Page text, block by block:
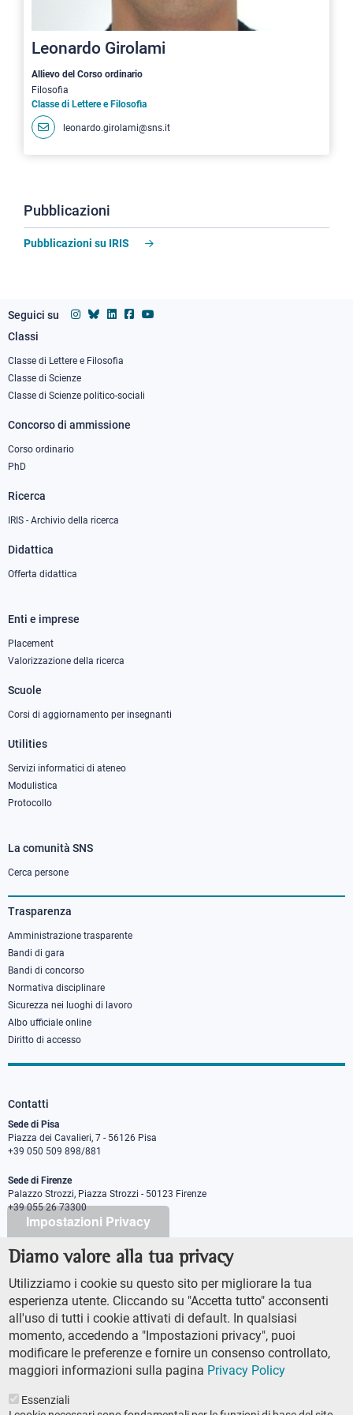
Impostazioni Privacy
Diamo valore alla tua privacy
Utilizziamo i cookie su questo sito per migliorare la tua
esperienza utente. Cliccando su "Accetta tutto" acconsenti
all'uso di tutti i cookie attivati di default. In qualsiasi
momento, accedendo a "Impostazioni privacy", puoi
modificare le preferenze e fornire un consenso controllato,
maggiori informazioni sulla pagina Privacy Policy
Essenziali
Leonardo Girolami
Allievo del Corso ordinario
Filosofia
Classe di Lettere e Filosofia
leonardo.girolami@sns.it
Pubblicazioni
Pubblicazioni su IRIS
Seguici su
Footer
column
1
Classi
Classe di Lettere e Filosofia
Classe di Scienze
Classe di Scienze politico-sociali
Concorso di ammissione
Corso ordinario
PhD
Ricerca
IRIS - Archivio della ricerca
Didattica
Offerta didattica
Footer
column
Enti e imprese
Placement
Valorizzazione della ricerca
Scuole
Corsi di aggiornamento per insegnanti
Utilities
Servizi informatici di ateneo
Modulistica
Protocollo
Footer
column
3
La comunità SNS
Cerca persone
Trasparenza
Amministrazione trasparente
Bandi di gara
Bandi di concorso
Normativa disciplinare
Sicurezza nei luoghi di lavoro
Albo ufficiale online
Diritto di accesso
Contatti
Sede di Pisa
Piazza dei Cavalieri, 7 - 56126 Pisa
+39 050 509 898/881
Sede di Firenze
Palazzo Strozzi, Piazza Strozzi - 50123 Firenze
+39 055 26 73300
PEC protocollo@pec.sns.it
Codice Fiscale 8000 5050507
Ufficio comunicazione
Addetto stampa
URP - Ufficio relazioni con il pubblico